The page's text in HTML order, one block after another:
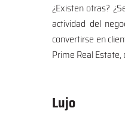
¿Existen otras?
actividad del
convertirse en
Prime Real
Lujo